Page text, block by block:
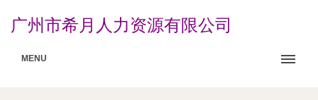
广州市希月人力资源有限公司
MENU